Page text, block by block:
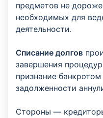
предметов не
необходимых для
деятельности.
Списание долгов
завершения
признание
задолженности
Стороны —